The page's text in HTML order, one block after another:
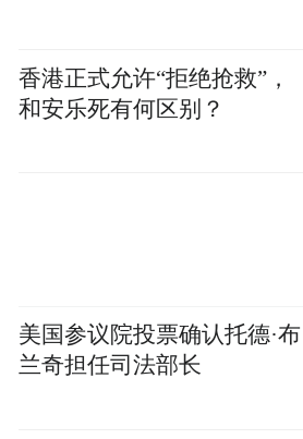
香港正式允许“拒绝抢救”，
和安乐死有何区别？
美国参议院投票确认托德·布
兰奇担任司法部长